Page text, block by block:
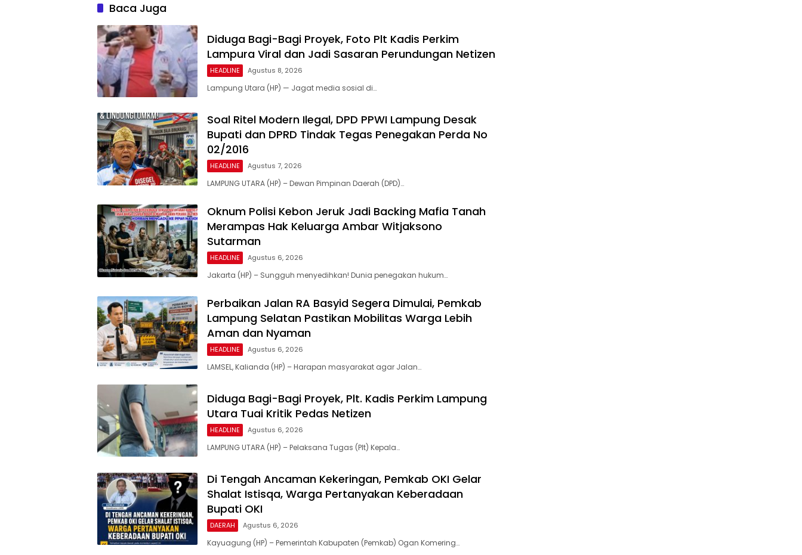
Baca Juga
Diduga Bagi-Bagi Proyek, Foto Plt Kadis Perkim
Lampura Viral dan Jadi Sasaran Perundungan Netizen
HEADLINE Agustus 8, 2026
Lampung Utara (HP) — Jagat media sosial di…
Soal Ritel Modern Ilegal, DPD PPWI Lampung Desak
Bupati dan DPRD Tindak Tegas Penegakan Perda No
02/2016
HEADLINE Agustus 7, 2026
LAMPUNG UTARA (HP) – Dewan Pimpinan Daerah (DPD)…
Oknum Polisi Kebon Jeruk Jadi Backing Mafia Tanah
Merampas Hak Keluarga Ambar Witjaksono
Sutarman
HEADLINE Agustus 6, 2026
Jakarta (HP) – Sungguh menyedihkan! Dunia penegakan hukum…
Perbaikan Jalan RA Basyid Segera Dimulai, Pemkab
Lampung Selatan Pastikan Mobilitas Warga Lebih
Aman dan Nyaman
HEADLINE Agustus 6, 2026
LAMSEL, Kalianda (HP) – Harapan masyarakat agar Jalan…
Diduga Bagi-Bagi Proyek, Plt. Kadis Perkim Lampung
Utara Tuai Kritik Pedas Netizen
HEADLINE Agustus 6, 2026
LAMPUNG UTARA (HP) – Pelaksana Tugas (Plt) Kepala…
Di Tengah Ancaman Kekeringan, Pemkab OKI Gelar
Shalat Istisqa, Warga Pertanyakan Keberadaan
Bupati OKI
DAERAH Agustus 6, 2026
Kayuagung (HP) – Pemerintah Kabupaten (Pemkab) Ogan Komering…